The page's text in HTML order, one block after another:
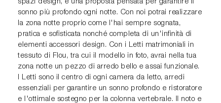
spazi design, è una proposta pensata per garantire il
sonno più profondo ogni notte. Con noi potrai realizzare
la zona notte proprio come l'hai sempre sognata,
pratica e sofisticata nonché completa di un'infinità di
elementi accessori design. Con i Letti matrimoniali in
tessuto di Flou, tra cui il modello in foto, avrai nella tua
zona notte un pezzo di arredo bello e assai funzionale.
I Letti sono il centro di ogni camera da letto, arredi
essenziali per garantire un sonno profondo e ristoratore
e l'ottimale sostegno per la colonna vertebrale. Il noto e